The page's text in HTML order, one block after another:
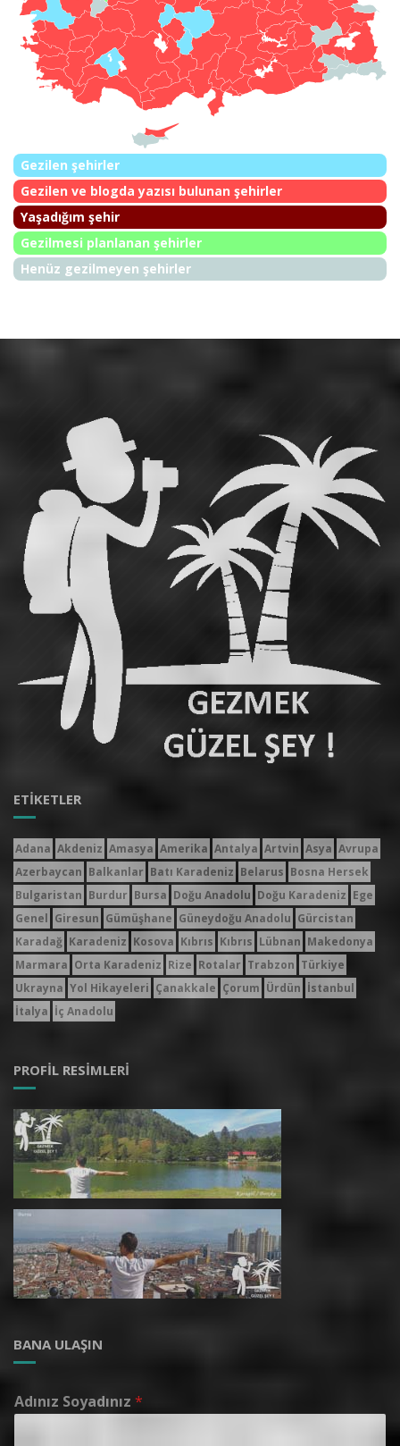
Gezilen şehirler
Gezilen ve blogda yazısı bulunan şehirler
Yaşadığım şehir
Gezilmesi planlanan şehirler
Henüz gezilmeyen şehirler
ETIKETLER
Adana Akdeniz Amasya Amerika Antalya Artvin Asya Avrupa
Azerbaycan Balkanlar Batı Karadeniz Belarus Bosna Hersek
Bulgaristan Burdur Bursa Doğu Anadolu Doğu Karadeniz Ege
Genel Giresun Gümüşhane Güneydoğu Anadolu Gürcistan
Karadağ Karadeniz Kosova Kıbrıs Kıbrıs Lübnan Makedonya
Marmara Orta Karadeniz Rize Rotalar Trabzon Türkiye
Ukrayna Yol Hikayeleri Çanakkale Çorum Ürdün İstanbul
İtalya İç Anadolu
PROFIL RESIMLERI
BANA ULAŞIN
Adınız Soyadınız *